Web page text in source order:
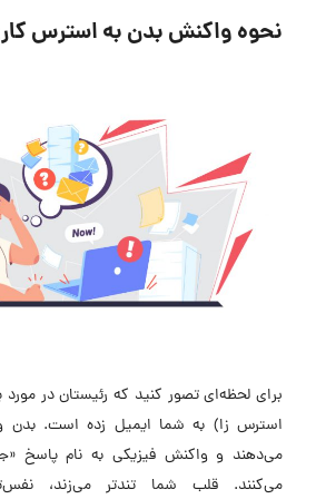
نحوه واکنش بدن به استرس
برای لحظه‌ای تصور کنید که رئیستان در
استرس زا) به شما ایمیل زده است. بدن
می‌دهند و واکنش فیزیکی به نام پاسخ
می‌کنند. قلب شما تندتر می‌زند،